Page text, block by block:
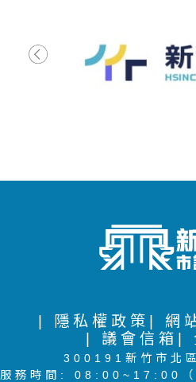
| 隱私權政策 | 網
| 議會信箱 |
300191新竹市北
服務時間: 08:00~17:00（